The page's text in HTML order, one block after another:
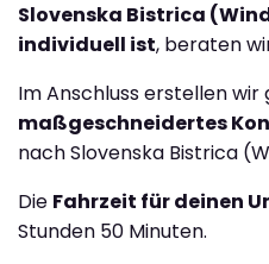
Slovenska Bistrica
individuell ist, beraten
Im Anschluss erstellen
maßgeschneidertes
nach Slovenska Bistrica
Die Fahrzeit für deinen
Stunden 50 Minuten.